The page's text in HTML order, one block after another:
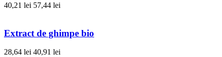
40,21 lei 57,44 lei
Extract de ghimpe bio
28,64 lei 40,91 lei